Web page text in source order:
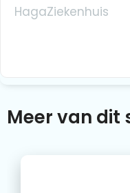
HagaZiekenhuis
Meer van